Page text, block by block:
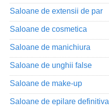
Saloane de extensii de par
Saloane de cosmetica
Saloane de manichiura
Saloane de unghii false
Saloane de make-up
Saloane de epilare definitiva